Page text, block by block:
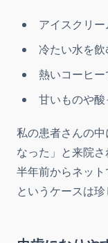
アイスクリ
冷たい水を
熱いコーヒ
甘いものや
私の患者さんの
なった」と来院さ
半年前からネット
というケースは珍